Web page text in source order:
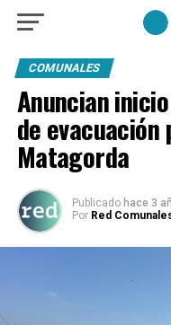
COMUNALES
Anuncian
de
Matagorda
Publicado hace 3
Por Red